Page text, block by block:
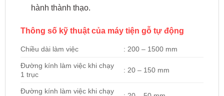
hành thành thạo.
Thông số kỹ thuật của máy tiện gỗ tự động
Chiều dài làm việc : 200 – 1500 mm
Đường kính làm việc khi chạy
1 trục
: 20 – 150 mm
Đường kính làm việc khi chạy